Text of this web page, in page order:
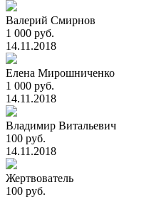
Валерий Смирнов
1 000 руб.
14.11.2018
Елена Мирошниченко
1 000 руб.
14.11.2018
Владимир Витальевич
100 руб.
14.11.2018
Жертвователь
100 руб.